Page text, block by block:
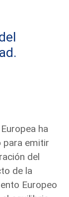
ha
para emitir
del
de la
Europeo